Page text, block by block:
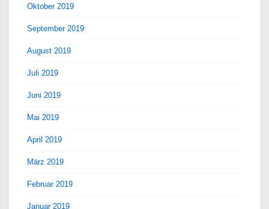
Oktober 2019
September 2019
August 2019
Juli 2019
Juni 2019
Mai 2019
April 2019
März 2019
Februar 2019
Januar 2019